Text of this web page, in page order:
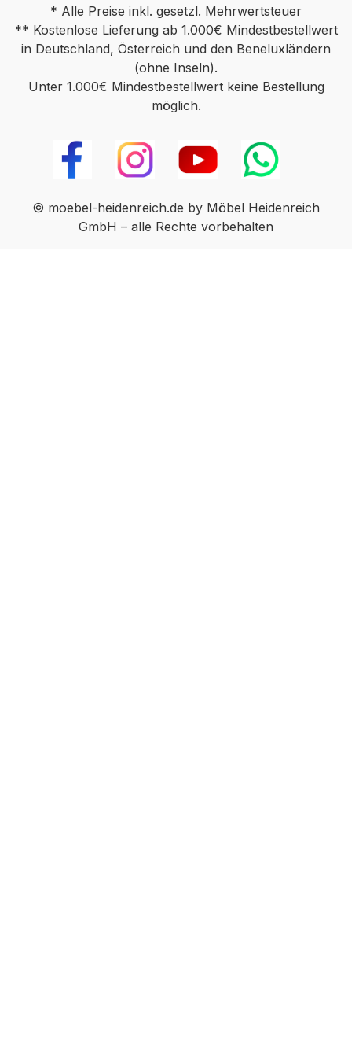
* Alle Preise inkl. gesetzl. Mehrwertsteuer
** Kostenlose Lieferung ab 1.000€ Mindestbestellwert
in Deutschland, Österreich und den Beneluxländern
(ohne Inseln).
Unter 1.000€ Mindestbestellwert keine Bestellung
möglich.
© moebel-heidenreich.de by Möbel Heidenreich
GmbH – alle Rechte vorbehalten